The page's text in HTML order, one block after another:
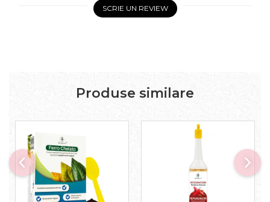
SCRIE UN REVIEW
Produse similare